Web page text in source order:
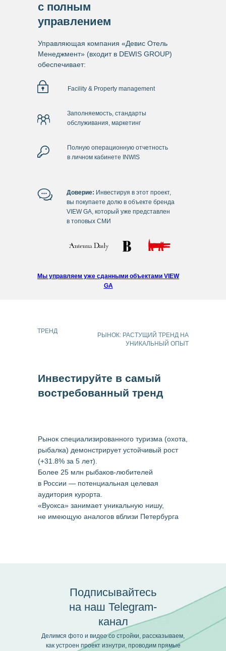
с полным
управлением
Управляющая компания «Девис Отель
Менеджмент» (входит в DEWIS GROUP)
обеспечивает:
Мы управляем уже сданными объектами VIEW
GA
Facility & Property management
Заполняемость, стандарты
обслуживания, маркетинг
Доверие: Инвестируя в этот проект,
вы покупаете долю в объекте бренда
VIEW GA, который уже представлен
в топовых СМИ
Полную операционную отчетность
в личном кабинете INWIS
РЫНОК: РАСТУЩИЙ ТРЕНД НА
УНИКАЛЬНЫЙ ОПЫТ
ТРЕНД
Инвестируйте в самый
востребованный тренд
Рынок специализированного туризма (охота,
рыбалка) демонстрирует устойчивый рост
(+31.8% за 5 лет).
Более 25 млн рыбаков-любителей
в России — потенциальная целевая
аудитория курорта.
«Вуокса» занимает уникальную нишу,
не имеющую аналогов вблизи Петербурга
Подписывайтесь
на наш Telegram-
канал
Делимся фото и видео со стройки, рассказываем,
как устроен проект изнутри, проводим прямые